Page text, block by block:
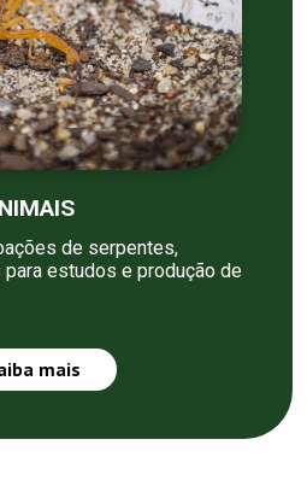
de serpentes,
estudos e produção de
mais